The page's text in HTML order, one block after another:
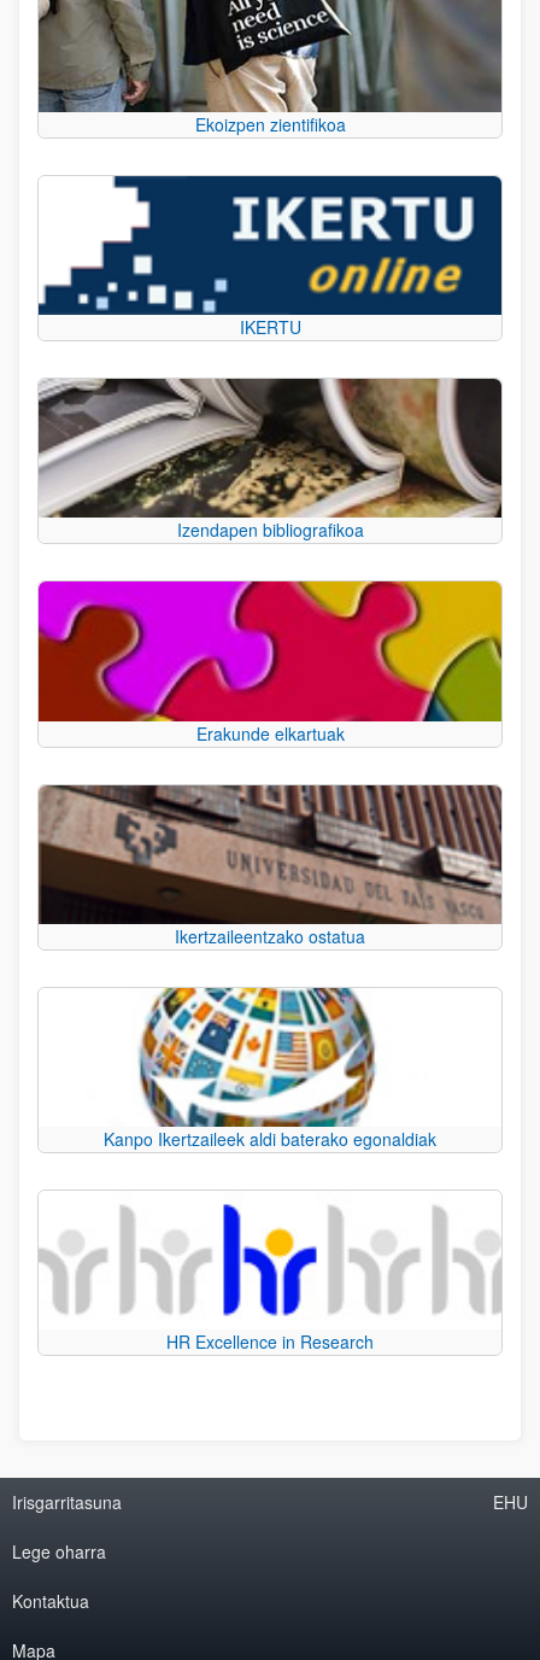
Ekoizpen zientifikoa
IKERTU
Izendapen bibliografikoa
Erakunde elkartuak
Ikertzaileentzako ostatua
Kanpo Ikertzaileek aldi baterako egonaldiak
HR Excellence in Research
Irisgarritasuna
Lege oharra
Kontaktua
Mapa
EHU